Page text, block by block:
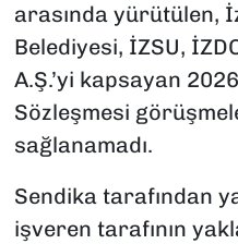
arasında yürütülen,
Belediyesi, İZSU,
A.Ş.’yi kapsayan
Sözleşmesi
sağlanamadı.
Sendika tarafından
işveren tarafının